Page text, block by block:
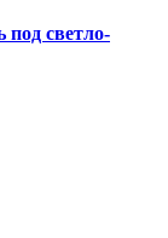
светло-